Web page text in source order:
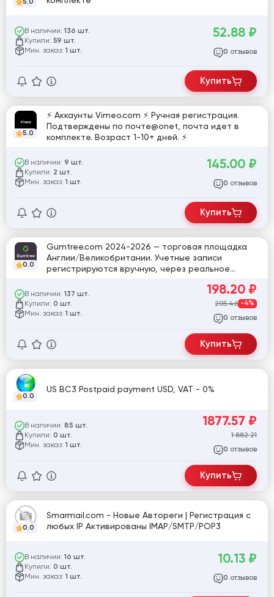
5.0
В наличии: 136 шт.
Купили: 59 шт.
Мин. заказ: 1 шт.
52.88 ₽
0 отзывов
Купить
5.0
⚡️ Аккаунты Vimeo.com ⚡️ Ручная регистрация.
Подтверждены по почте@onet, почта идет в
комплекте. Возраст 1-10+ дней. ⚡️
В наличии: 9 шт.
Купили: 2 шт.
Мин. заказ: 1 шт.
145.00 ₽
0 отзывов
Купить
0.0
Gumtree.com 2024-2026 — торговая площадка
Англии/Великобритании. Учетные записи
регистрируются вручную, через реальное
британских мобильных прокси, с
подтверждением адреса электронной почты.
Пол Микс. Для любых целей.
В наличии: 137 шт.
Купили: 0 шт.
Мин. заказ: 1 шт.
198.20 ₽
205.46 -4%
0 отзывов
Купить
0.0
US BC3 Postpaid payment USD, VAT - 0%
В наличии: 85 шт.
Купили: 0 шт.
Мин. заказ: 1 шт.
1877.57 ₽
1 882.21
0 отзывов
Купить
0.0
Smarmail.com - Новые Автореги | Регистрация с
любых IP Активированы IMAP/SMTP/POP3
В наличии: 16 шт.
Купили: 0 шт.
Мин. заказ: 1 шт.
10.13 ₽
0 отзывов